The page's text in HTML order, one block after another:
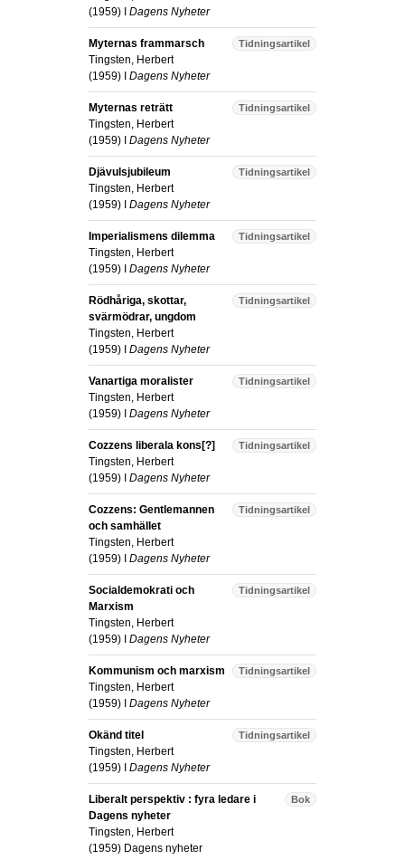
(1959) I Dagens Nyheter
Tidningsartikel
Myternas frammarsch
Tingsten, Herbert
(1959) I Dagens Nyheter
Tidningsartikel
Myternas reträtt
Tingsten, Herbert
(1959) I Dagens Nyheter
Tidningsartikel
Djävulsjubileum
Tingsten, Herbert
(1959) I Dagens Nyheter
Tidningsartikel
Imperialismens dilemma
Tingsten, Herbert
(1959) I Dagens Nyheter
Tidningsartikel
Rödhåriga, skottar,
svärmödrar, ungdom
Tingsten, Herbert
(1959) I Dagens Nyheter
Tidningsartikel
Vanartiga moralister
Tingsten, Herbert
(1959) I Dagens Nyheter
Tidningsartikel
Cozzens liberala kons[?]
Tingsten, Herbert
(1959) I Dagens Nyheter
Tidningsartikel
Cozzens: Gentlemannen
och samhället
Tingsten, Herbert
(1959) I Dagens Nyheter
Tidningsartikel
Socialdemokrati och
Marxism
Tingsten, Herbert
(1959) I Dagens Nyheter
Tidningsartikel
Kommunism och marxism
Tingsten, Herbert
(1959) I Dagens Nyheter
Tidningsartikel
Okänd titel
Tingsten, Herbert
(1959) I Dagens Nyheter
Bok
Liberalt perspektiv : fyra ledare i
Dagens nyheter
Tingsten, Herbert
(1959) Dagens nyheter